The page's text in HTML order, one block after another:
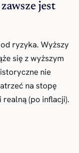
jest
ryzyka. Wyższy
się z wyższym
nie
na stopę
(po inflacji).